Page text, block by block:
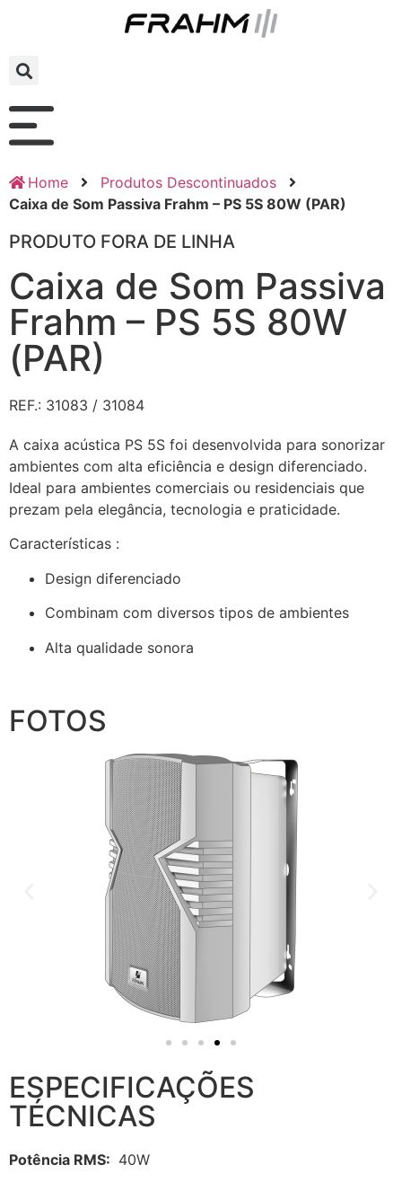
Home
Produtos Descontinuados
Caixa de Som Passiva Frahm – PS 5S 80W (PAR)
PRODUTO FORA DE LINHA
Caixa de Som Passiva
Frahm – PS 5S 80W
(PAR)
REF.: 31083 / 31084
A caixa acústica PS 5S foi desenvolvida para sonorizar
ambientes com alta eficiência e design diferenciado.
Ideal para ambientes comerciais ou residenciais que
prezam pela elegância, tecnologia e praticidade.
Características :
Design diferenciado
Combinam com diversos tipos de ambientes
Alta qualidade sonora
FOTOS
ESPECIFICAÇÕES
TÉCNICAS
Potência RMS: 40W